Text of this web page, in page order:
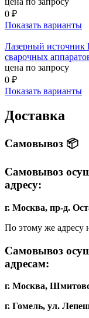
0 ₽
Показать варианты
Лазерный источник
сварочных
цена по запросу
0 ₽
Показать варианты
Доставка
Самовывоз 📦
Самовывоз
адресу:
г. Москва, пр-д.
По этому же адресу
Самовывоз
адресам:
г. Москва,
г. Гомель, ул.